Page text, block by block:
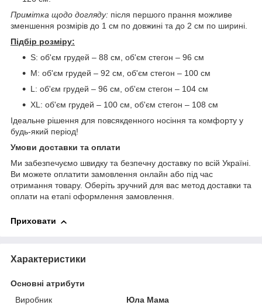
Примітка щодо догляду: після першого прання можливе
зменшення розмірів до 1 см по довжині та до 2 см по ширині.
Підбір розміру:
S: об'єм грудей – 88 см, об'єм стегон – 96 см
M: об'єм грудей – 92 см, об'єм стегон – 100 см
L: об'єм грудей – 96 см, об'єм стегон – 104 см
XL: об'єм грудей – 100 см, об'єм стегон – 108 см
Ідеальне рішення для повсякденного носіння та комфорту у
будь-який період!
Умови доставки та оплати
Ми забезпечуємо швидку та безпечну доставку по всій Україні.
Ви можете оплатити замовлення онлайн або під час
отримання товару. Оберіть зручний для вас метод доставки та
оплати на етапі оформлення замовлення.
Приховати
Характеристики
Основні атрибути
Виробник
Юла Мама